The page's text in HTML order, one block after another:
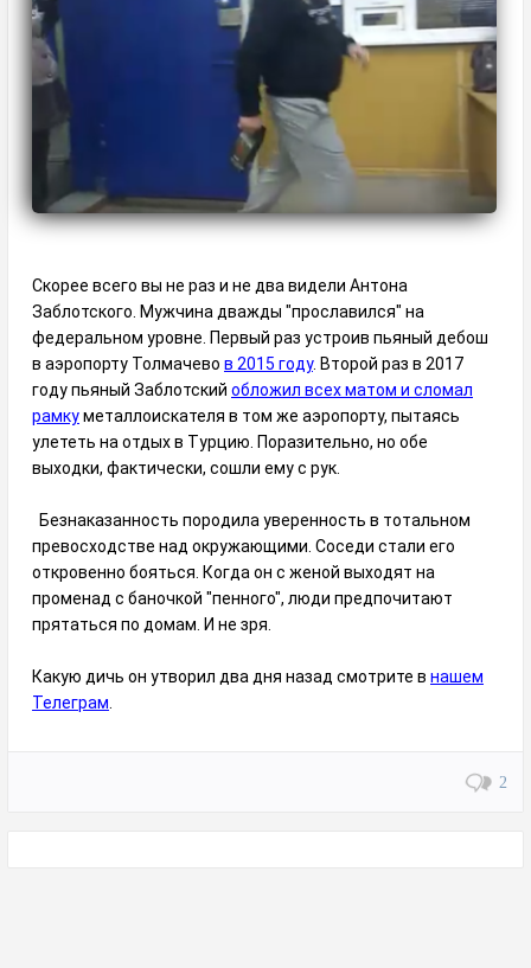
Скорее всего вы не раз и не два видели Антона
Заблотского. Мужчина дважды "прославился" на
федеральном уровне. Первый раз устроив пьяный дебош
в аэропорту Толмачево в 2015 году. Второй раз в 2017
году пьяный Заблотский обложил всех матом и сломал
рамкуметаллоискателя в том же аэропорту, пытаясь
улететь на отдых в Турцию. Поразительно, но обе
выходки, фактически, сошли ему с рук.
Безнаказанность породила уверенность в тотальном
превосходстве над окружающими. Соседи стали его
откровенно бояться. Когда он с женой выходят на
променад с баночкой "пенного", люди предпочитают
прятаться по домам. И не зря.
Какую дичь он утворил два дня назад смотрите в нашем
Телеграм.
2